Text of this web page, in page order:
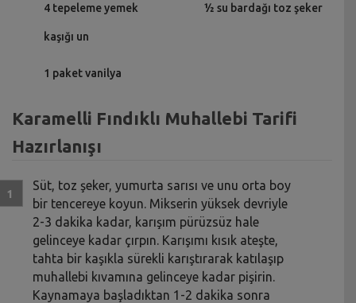
4 tepeleme yemek
kaşığı un
1 paket vanilya
½ su bardağı toz şeker
Karamelli Fındıklı Muhallebi Tarifi
Hazırlanışı
Süt, toz şeker, yumurta sarısı ve unu orta boy
bir tencereye koyun. Mikserin yüksek devriyle
2-3 dakika kadar, karışım pürüzsüz hale
gelinceye kadar çırpın. Karışımı kısık ateşte,
tahta bir kaşıkla sürekli karıştırarak katılaşıp
muhallebi kıvamına gelinceye kadar pişirin.
Kaynamaya başladıktan 1-2 dakika sonra